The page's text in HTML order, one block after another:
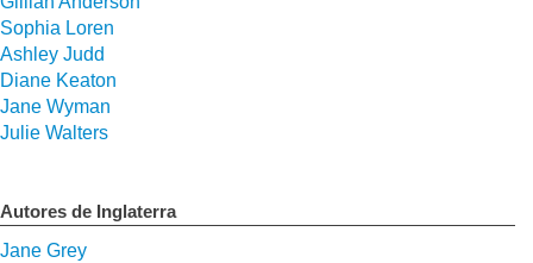
Sophia Loren
Ashley Judd
Diane Keaton
Jane Wyman
Julie Walters
Autores de Inglaterra
Jane Grey